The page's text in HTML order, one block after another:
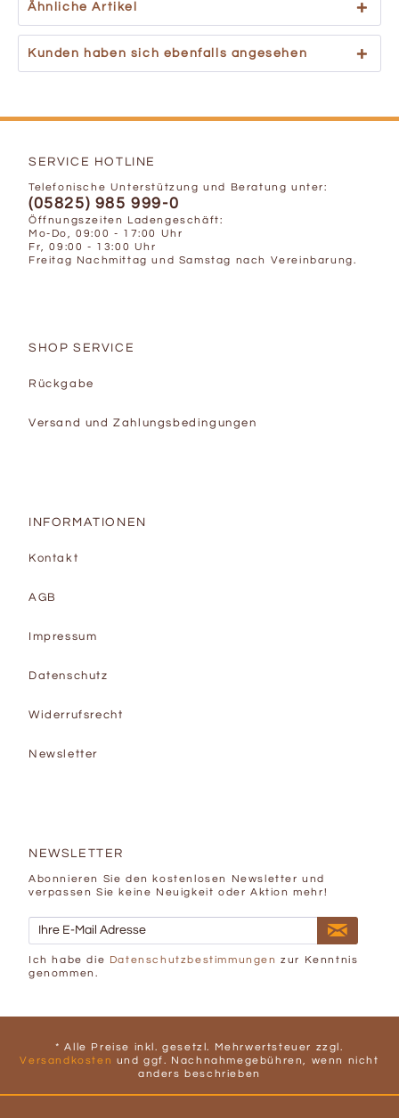
Ähnliche Artikel
Kunden haben sich ebenfalls angesehen
SERVICE HOTLINE
Telefonische Unterstützung und Beratung unter:
(05825) 985 999-0
Öffnungszeiten Ladengeschäft:
Mo-Do, 09:00 - 17:00 Uhr
Fr, 09:00 - 13:00 Uhr
Freitag Nachmittag und Samstag nach Vereinbarung.
SHOP SERVICE
Rückgabe
Versand und Zahlungsbedingungen
INFORMATIONEN
Kontakt
AGB
Impressum
Datenschutz
Widerrufsrecht
Newsletter
NEWSLETTER
Abonnieren Sie den kostenlosen Newsletter und
verpassen Sie keine Neuigkeit oder Aktion mehr!
Ich habe die Datenschutzbestimmungen zur Kenntnis
genommen.
* Alle Preise inkl. gesetzl. Mehrwertsteuer zzgl.
Versandkosten und ggf. Nachnahmegebühren, wenn nicht
anders beschrieben